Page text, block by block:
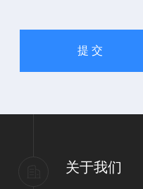
关于我们